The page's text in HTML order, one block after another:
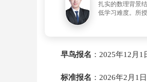
扎实的数理背景
低学习难度。所
早鸟报名 ：2025年12月
标准报名 ：2026年2月1